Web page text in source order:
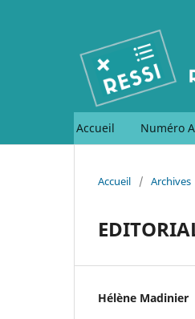
Accueil Numéro
Accueil / Archives
Hélène Madinier